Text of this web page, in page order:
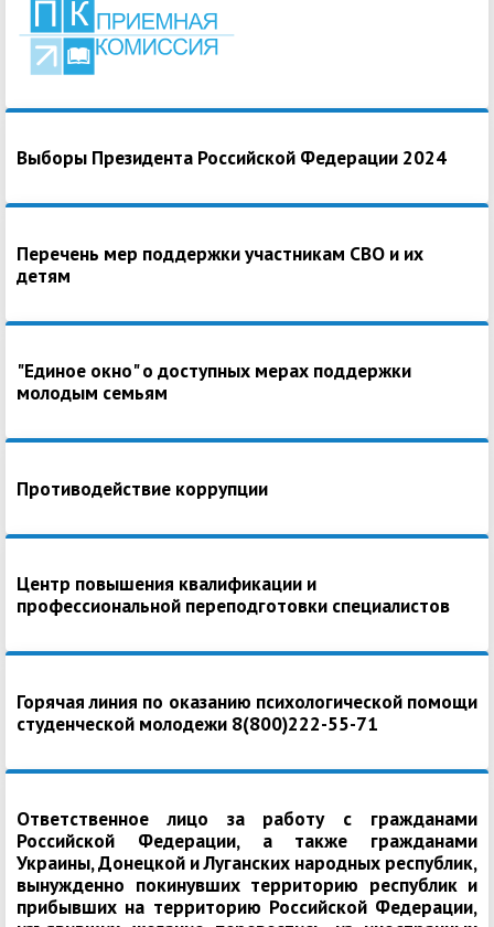
Выборы Президента Российской Федерации 2024
Перечень мер поддержки участникам СВО и их
детям
"Единое окно" о доступных мерах поддержки
молодым семьям
Противодействие коррупции
Центр повышения квалификации и
профессиональной переподготовки специалистов
Горячая линия по оказанию психологической помощи
студенческой молодежи 8(800)222-55-71
Ответственное лицо за работу с гражданами
Российской Федерации, а также гражданами
Украины, Донецкой и Луганских народных республик,
вынужденно покинувших территорию республик и
прибывших на территорию Российской Федерации,